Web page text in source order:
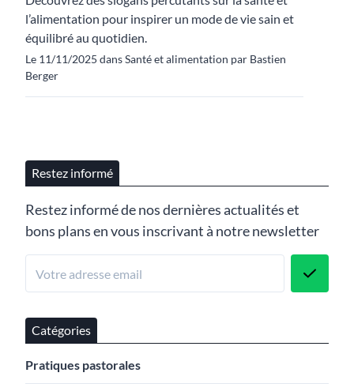
l’alimentation pour inspirer un mode de vie sain et
équilibré au quotidien.
Le 11/11/2025 dans Santé et alimentation par Bastien
Berger
Restez informé
Restez informé de nos dernières actualités et
bons plans en vous inscrivant à notre newsletter
Catégories
Pratiques pastorales